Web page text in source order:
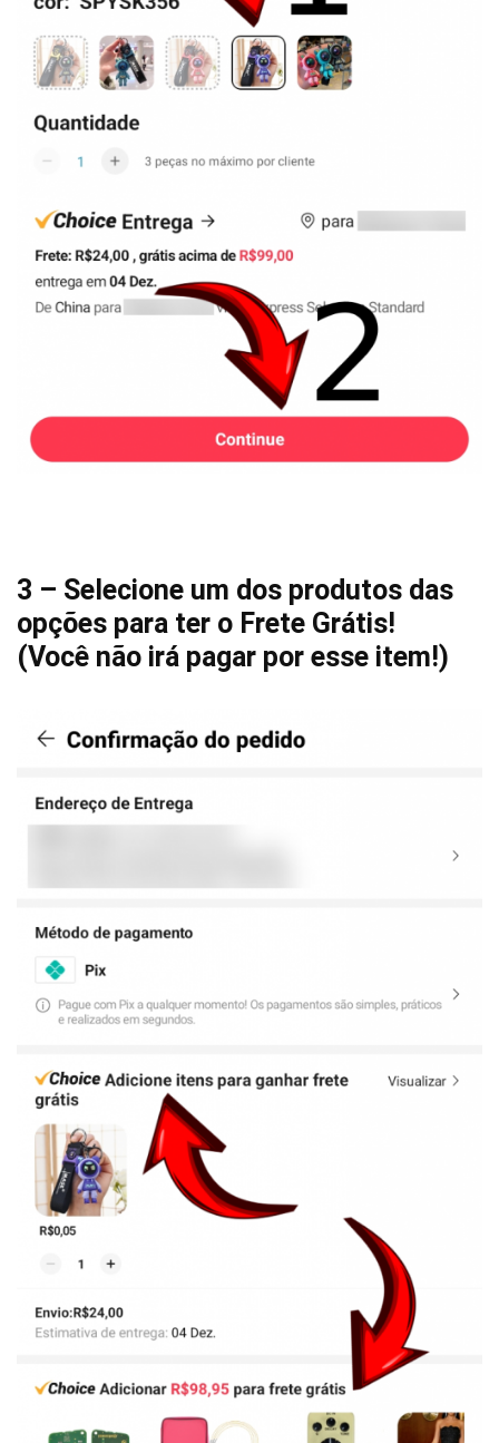
3 – Selecione um dos produtos das
opções para ter o Frete Grátis!
(Você não irá pagar por esse item!)